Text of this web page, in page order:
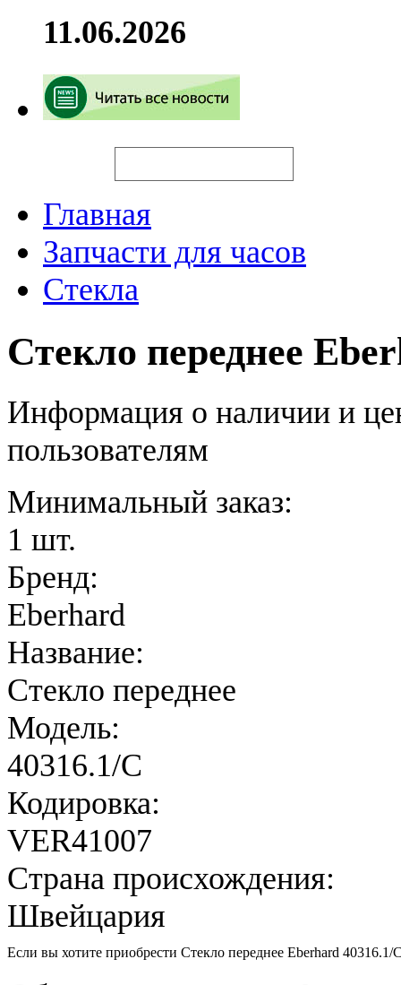
11.06.2026
Главная
Запчасти для часов
Стекла
Стекло переднее
Информация о наличии и
пользователям
Минимальный заказ:
1 шт.
Бренд:
Eberhard
Название:
Стекло переднее
Модель:
40316.1/C
Кодировка:
VER41007
Страна происхождения:
Швейцария
Если вы хотите приобрести Стекло переднее Eberhard